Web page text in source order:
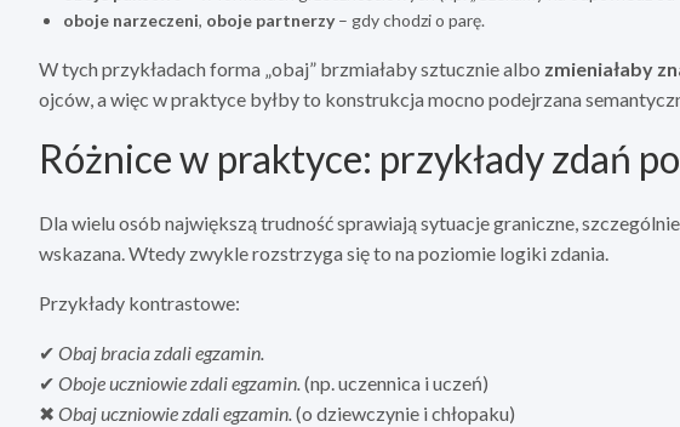
oboje narzeczeni, oboje partnerzy– gdy chodzi o parę.
W tych przykładach forma „obaj” brzmiałaby sztucznie albo zmieniałaby
ojców, a więc w praktyce byłby to konstrukcja mocno podejrzana
Różnice w praktyce: przykłady zdań
Dla wielu osób największą trudność sprawiają sytuacje graniczne,
wskazana. Wtedy zwykle rozstrzyga się to na poziomie logiki zdania.
Przykłady kontrastowe:
✔ Obaj bracia zdali egzamin.
✔ Oboje uczniowie zdali egzamin.(np. uczennica i uczeń)
✖ Obaj uczniowie zdali egzamin.(o dziewczynie i chłopaku)